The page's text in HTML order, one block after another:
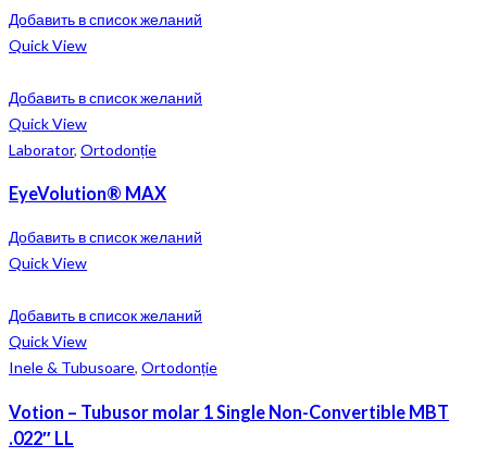
Добавить в список желаний
Quick View
Добавить в список желаний
Quick View
Laborator, Ortodonție
EyeVolution® MAX
Добавить в список желаний
Quick View
Добавить в список желаний
Quick View
Inele & Tubusoare, Ortodonție
Votion – Tubusor molar 1 Single Non-Convertible MBT
.022″ LL